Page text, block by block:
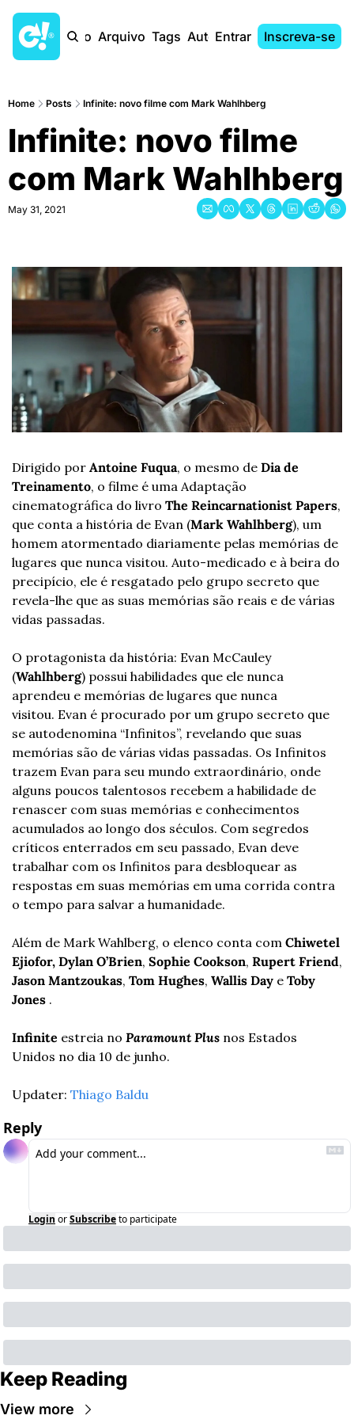
Início Arquivo Tags AutoresEntrar Inscreva-se
Home Posts Infinite: novo filme com Mark Wahlhberg
Infinite: novo filme
com Mark Wahlhberg
May 31, 2021
Dirigido por Antoine Fuqua, o mesmo de Dia de
Treinamento, o filme é uma Adaptação
cinematográfica do livro The Reincarnationist Papers,
que conta a história de Evan (Mark Wahlhberg), um
homem atormentado diariamente pelas memórias de
lugares que nunca visitou. Auto-medicado e à beira do
precipício, ele é resgatado pelo grupo secreto que
revela-lhe que as suas memórias são reais e de várias
vidas passadas.
O protagonista da história: Evan McCauley
(Wahlhberg) possui habilidades que ele nunca
aprendeu e memórias de lugares que nunca
visitou. Evan é procurado por um grupo secreto que
se autodenomina “Infinitos”, revelando que suas
memórias são de várias vidas passadas. Os Infinitos
trazem Evan para seu mundo extraordinário, onde
alguns poucos talentosos recebem a habilidade de
renascer com suas memórias e conhecimentos
acumulados ao longo dos séculos. Com segredos
críticos enterrados em seu passado, Evan deve
trabalhar com os Infinitos para desbloquear as
respostas em suas memórias em uma corrida contra
o tempo para salvar a humanidade.
Além de Mark Wahlberg, o elenco conta com Chiwetel
Ejiofor, Dylan O’Brien, Sophie Cookson, Rupert Friend
Jason Mantzoukas, Tom Hughes, Wallis Day e Toby
Jones .
Infinite estreia no Paramount Plus nos Estados
Unidos no dia 10 de junho.
Updater: Thiago Baldu
Reply
Login orSubscribeto participate
Keep Reading
View more